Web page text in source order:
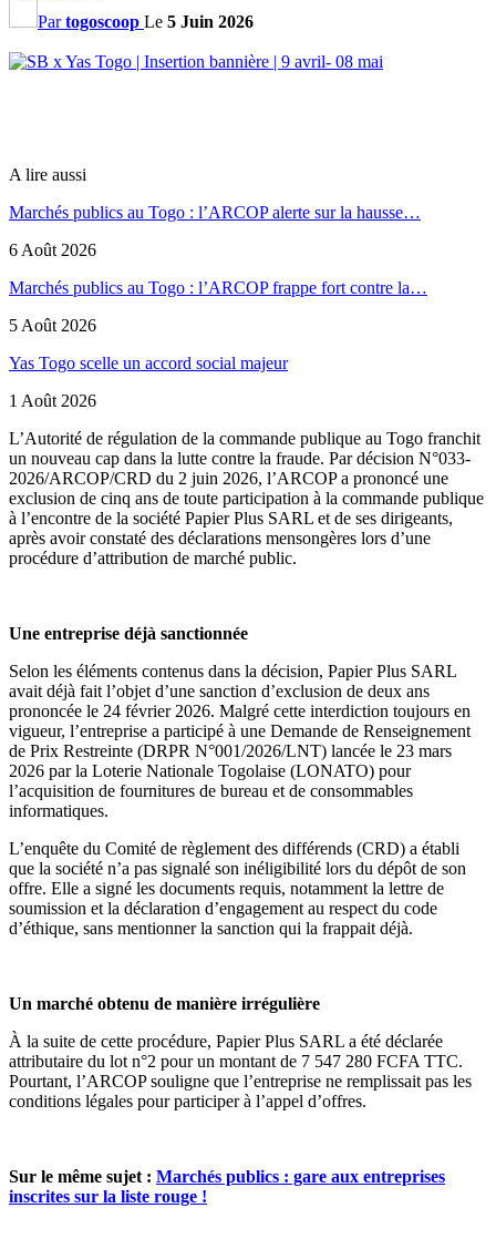
Partogoscoop Le 5 Juin 2026
A lire aussi
Marchés publics au Togo : l’ARCOP alerte sur la hausse…
6 Août 2026
Marchés publics au Togo : l’ARCOP frappe fort contre la…
5 Août 2026
Yas Togo scelle un accord social majeur
1 Août 2026
L’Autorité de régulation de la commande publique au Togo franchit
un nouveau cap dans la lutte contre la fraude. Par décision N°033-
2026/ARCOP/CRD du 2 juin 2026, l’ARCOP a prononcé une
exclusion de cinq ans de toute participation à la commande publique
à l’encontre de la société Papier Plus SARL et de ses dirigeants,
après avoir constaté des déclarations mensongères lors d’une
procédure d’attribution de marché public.
Une entreprise déjà sanctionnée
Selon les éléments contenus dans la décision, Papier Plus SARL
avait déjà fait l’objet d’une sanction d’exclusion de deux ans
prononcée le 24 février 2026. Malgré cette interdiction toujours en
vigueur, l’entreprise a participé à une Demande de Renseignement
de Prix Restreinte (DRPR N°001/2026/LNT) lancée le 23 mars
2026 par la Loterie Nationale Togolaise (LONATO) pour
l’acquisition de fournitures de bureau et de consommables
informatiques.
L’enquête du Comité de règlement des différends (CRD) a établi
que la société n’a pas signalé son inéligibilité lors du dépôt de son
offre. Elle a signé les documents requis, notamment la lettre de
soumission et la déclaration d’engagement au respect du code
d’éthique, sans mentionner la sanction qui la frappait déjà.
Un marché obtenu de manière irrégulière
À la suite de cette procédure, Papier Plus SARL a été déclarée
attributaire du lot n°2 pour un montant de 7 547 280 FCFA TTC.
Pourtant, l’ARCOP souligne que l’entreprise ne remplissait pas les
conditions légales pour participer à l’appel d’offres.
Sur le même sujet : Marchés publics : gare aux entreprises
inscrites sur la liste rouge !